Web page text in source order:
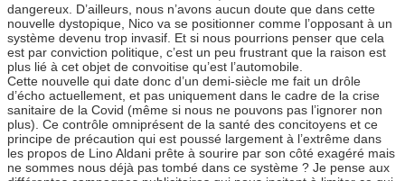
dangereux. D’ailleurs, nous n’avons aucun doute que dans cette
nouvelle dystopique, Nico va se positionner comme l’opposant à un
système devenu trop invasif. Et si nous pourrions penser que cela
est par conviction politique, c’est un peu frustrant que la raison est
plus lié à cet objet de convoitise qu’est l’automobile.
Cette nouvelle qui date donc d’un demi-siècle me fait un drôle
d’écho actuellement, et pas uniquement dans le cadre de la crise
sanitaire de la Covid (même si nous ne pouvons pas l’ignorer non
plus). Ce contrôle omniprésent de la santé des concitoyens et ce
principe de précaution qui est poussé largement à l’extrême dans
les propos de Lino Aldani prête à sourire par son côté exagéré mais
ne sommes nous déjà pas tombé dans ce système ? Je pense aux